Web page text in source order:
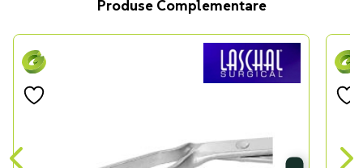
Produse Complementare